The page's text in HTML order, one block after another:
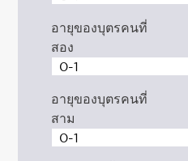
อายุของบุตรคนที่
สอง
อายุของบุตรคนที่
สาม